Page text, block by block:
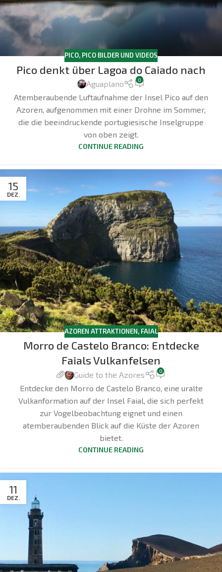
PICO, PICO BILDER UND VIDEOS
Pico denkt über Lagoa do Caiado nach
Aguaplano 0
Atemberaubende Luftaufnahme der Insel Pico auf den
Azoren, aufgenommen mit einer Drohne im Sommer,
die die beeindruckende portugiesische Inselgruppe
von oben zeigt.
CONTINUE READING
15
DEZ.
AZOREN ATTRAKTIONEN, FAIAL
Morro de Castelo Branco: Entdecke
Faials Vulkanfelsen
Guide to the Azores 0
Entdecke den Morro de Castelo Branco, eine uralte
Vulkanformation auf der Insel Faial, die sich perfekt
zur Vogelbeobachtung eignet und einen
atemberaubenden Blick auf die Küste der Azoren
bietet.
CONTINUE READING
11
DEZ.